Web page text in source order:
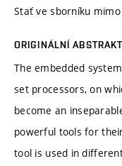
Stať ve sborníku mimo
ORIGINÁLNÍ ABSTRAKT
The embedded
set processors, on
become an
powerful tools for
tool is used in